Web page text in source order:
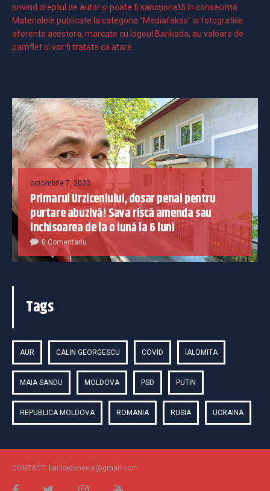
privind dreptul de autor și poate fi sancționată în consecință.
Materialele publicate la categoria ”Mediafakes” și fotografiile
aferente acestora, marcate cu logoul Barikada, au valoare de
pamflet și vor fi tratate ca atare.
octombrie 7, 2023
Primarul Urziceniului, dosar penal pentru
purtare abuzivă! Sava riscă amenda sau
închisoarea de la o lună la 6 luni
0 Comentariu
Tags
AUR CALIN GEORGESCU COVID IALOMITA
MAIA SANDU MOLDOVA PSD PUTIN
REPUBLICA MOLDOVA ROMANIA RUSIA UCRAINA
CONTACT: barikadanews@gmail.com